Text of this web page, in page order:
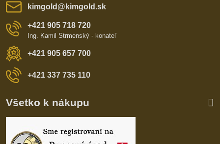
kimgold​@kimgold​.sk
+421 905 718 720
Ing. Kamil Strmenský - konateľ
+421 905 657 700
+421 337 735 110
Všetko k nákupu